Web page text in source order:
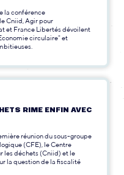
la conférence
Cniid, Agir pour
et France Libertés dévoilent
circulaire" et
RIME ENFIN AVEC
réunion du sous-groupe
(CFE), le Centre
les déchets (Cniid) et le
la question de la fiscalité